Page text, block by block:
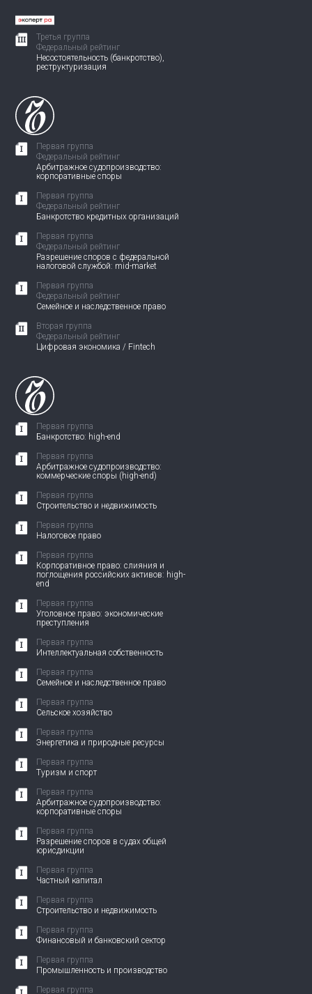
Третья группа
Федеральный рейтинг
Несостоятельность (банкротство),
реструктуризация
Первая группа
Федеральный рейтинг
Арбитражное судопроизводство:
корпоративные споры
Первая группа
Федеральный рейтинг
Банкротство кредитных организаций
Первая группа
Федеральный рейтинг
Разрешение споров с федеральной
налоговой службой: mid-market
Первая группа
Федеральный рейтинг
Семейное и наследственное право
Вторая группа
Федеральный рейтинг
Цифровая экономика / Fintech
Первая группа
Банкротство: high-end
Первая группа
Арбитражное судопроизводство:
коммерческие споры (high-end)
Первая группа
Строительство и недвижимость
Первая группа
Налоговое право
Первая группа
Корпоративное право: слияния и
поглощения российских активов: high-
end
Первая группа
Уголовное право: экономические
преступления
Первая группа
Интеллектуальная собственность
Первая группа
Семейное и наследственное право
Первая группа
Сельское хозяйство
Первая группа
Энергетика и природные ресурсы
Первая группа
Туризм и спорт
Первая группа
Арбитражное судопроизводство:
корпоративные споры
Первая группа
Разрешение споров в судах общей
юрисдикции
Первая группа
Частный капитал
Первая группа
Строительство и недвижимость
Первая группа
Финансовый и банковский сектор
Первая группа
Промышленность и производство
Первая группа